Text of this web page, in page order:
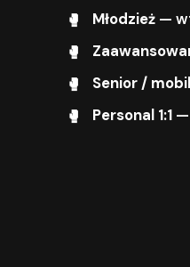
Młodzież —
Senior /
Personal 1:1 —